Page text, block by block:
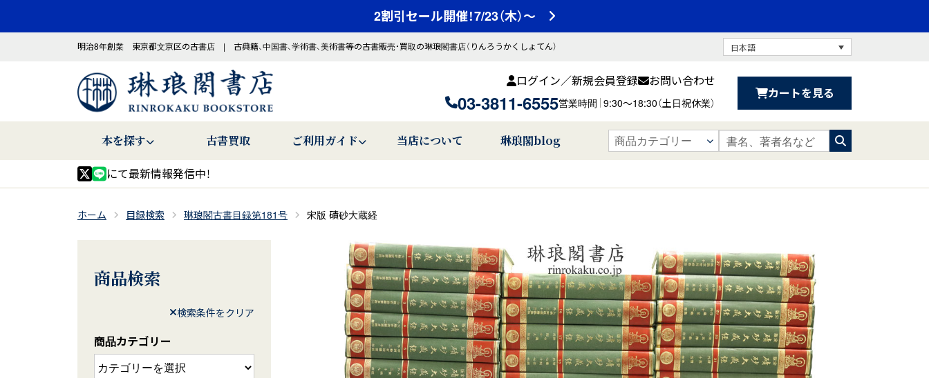
2割引セール開催！7/23（木）～
明治8年創業 東京都文京区の古書店 | 古典籍、中国書、学術書、美術書等の古書販売・買取の琳琅閣書店（りんろうかくしょてん） 日本語
ログイン／新規会員登録 お問い合わせ
03-3811-6555営業時間 9:30〜18:30（土日祝休業）
カートを見る
本を探す 古書買取 ご利用ガイド 当店について 琳琅閣blog
にて最新情報発信中！
ホーム 目録検索 琳琅閣古書目録第181号 宋版 磧砂大蔵経
商品検索
検索条件をクリア
商品カテゴリー